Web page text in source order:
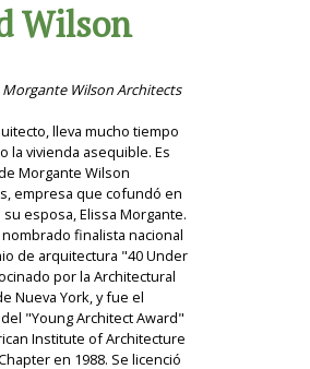
Wilson
Wilson Architects
lleva mucho tiempo
la vivienda asequible. Es
Morgante Wilson
empresa que cofundó en
su esposa, Elissa Morgante.
finalista nacional
de arquitectura "40 Under
por la Architectural
Nueva York, y fue el
"Young Architect Award"
Institute of Architecture
en 1988. Se licenció